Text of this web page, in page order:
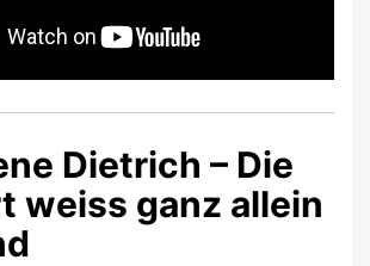
Dietrich – Die
weiss ganz allein